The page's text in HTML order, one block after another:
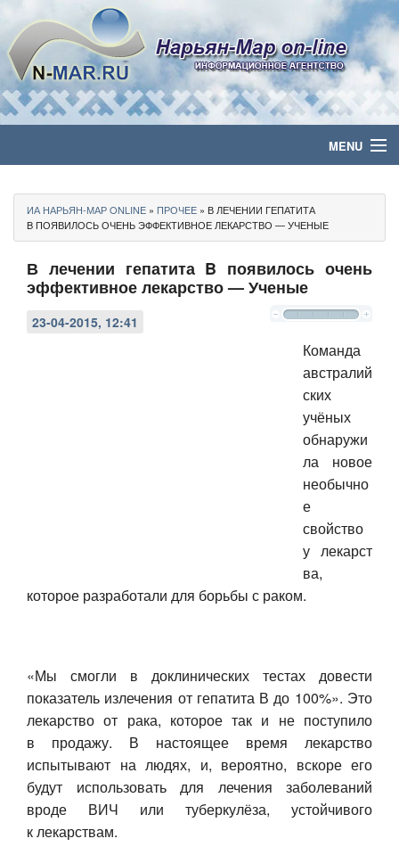
MENU
Политика
Бизнес
ИА НАРЬЯН-МАР ONLINE » ПРОЧEE » В ЛЕЧЕНИИ ГЕПАТИТА
B ПОЯВИЛОСЬ ОЧЕНЬ ЭФФЕКТИВНОЕ ЛЕКАРСТВО — УЧЕНЫЕ
В лечении гепатита B появилось очень
эффективное лекарство — Ученые
23-04-2015, 12:41
Команда
австралий
ских
учёных
обнаружи
ла новое
необычно
е
свойство
у лекарст
ва,
которое разработали для борьбы с раком.
«Мы смогли в доклинических тестах довести
показатель излечения от гепатита В до 100%». Это
лекарство от рака, которое так и не поступило
в продажу. В настоящее время лекарство
испытывают на людях, и, вероятно, вскоре его
будут использовать для лечения заболеваний
вроде ВИЧ или туберкулёза, устойчивого
к лекарствам.